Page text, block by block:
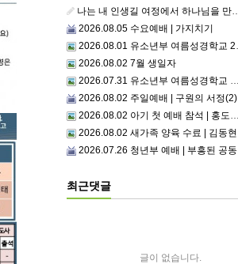
나는 내 인생길 여정에서 하나님을 만났는가? 그렇다면 나의 삶은 어떠한가? 자신을 돌아 봅니다.
2026.08.05 수요예배 | 가지치기
2026.08.01 유소년부 여름성경학교 2일차
2026.08.02 7월 생일자
2026.07.31 유소년부 여름성경학교 첫째날
2026.08.02 주일예배 | 구원의 서정(2)부르심: 거절할 수 없는 은혜의 시작
2026.08.02 아기 첫 예배 참석 | 홍도영, 홍찬영 아기(홍석진, 임자현 집사 가정)
2026.08.02 새가족 양육 수료 | 김동현, 박현정 성도
2026.07.26 청년부 예배 | 부흥된 공동체4: 세상 앞에서1
최근댓글
글이 없습니다.